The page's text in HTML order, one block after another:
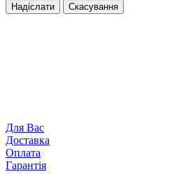
Надіслати Скасування
Для Вас
Доставка
Оплата
Гарантія